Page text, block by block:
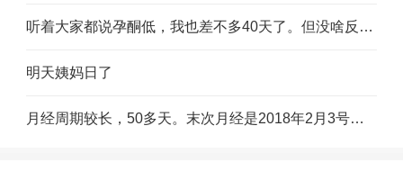
听着大家都说孕酮低，我也差不多40天了。但没啥反应，就是困，我想等到三个月再去检查能行吗
明天姨妈日了
月经周期较长，50多天。末次月经是2018年2月3号，排暖是3月13号，按照排暖期算的话我现在怀孕5周，我要什么时候去检查才可以看到胎心胎芽